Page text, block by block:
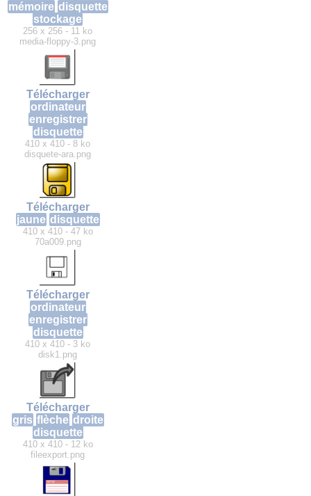
mémoire disquette
stockage
256 x 256 - 11 ko
media-floppy-3.png
Télécharger
ordinateur
enregistrer
disquette
410 x 410 - 8 ko
disquete-ara.png
Télécharger
jaune disquette
410 x 410 - 47 ko
70a009.png
Télécharger
ordinateur
enregistrer
disquette
410 x 410 - 3 ko
disk1.png
Télécharger
gris flèche droite
disquette
410 x 410 - 12 ko
fileexport.png